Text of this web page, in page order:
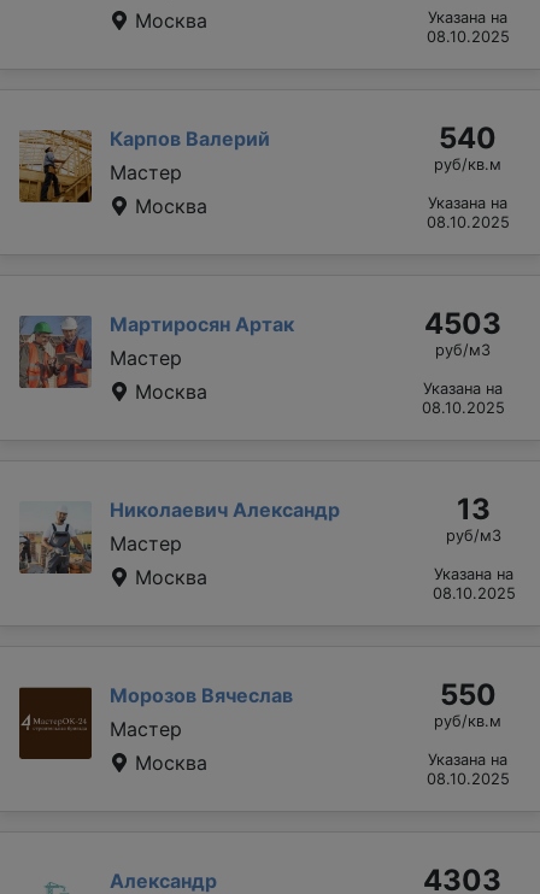
Москва
Указана на
08.10.2025
Карпов Валерий
Мастер
Москва
540
руб/кв.м
Указана на
08.10.2025
Мартиросян Артак
Мастер
Москва
4503
руб/м3
Указана на
08.10.2025
Николаевич Александр
Мастер
Москва
13
руб/м3
Указана на
08.10.2025
Морозов Вячеслав
Мастер
Москва
550
руб/кв.м
Указана на
08.10.2025
Александр
4303